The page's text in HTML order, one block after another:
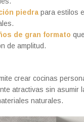
piedra para estilos
de gran formato
de amplitud.
crear cocinas
atractivas sin asumir
naturales.